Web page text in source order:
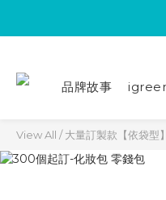
品牌故事
View All /大量訂製款【依袋型】